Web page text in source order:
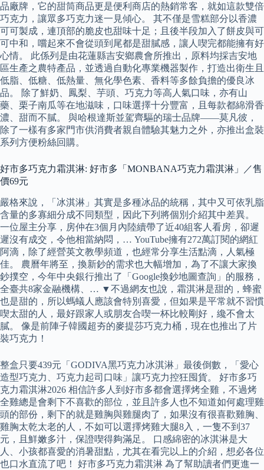
品廠牌，它的甜筒商品更是便利商店的熱銷常客，就如這款雙倍
巧克力，讓眾多巧克力迷一見傾心。 其不僅是雪糕部分以香濃
可可製成，連頂部的脆皮也甜味十足；且後半段加入了餅皮與可
可中和，嚐起來不會從頭到尾都是甜膩感，讓人喫完都能擁有好
心情。 此係列是由花蓮縣吉安鄉農會所推出，原料均採吉安地
區生產之農特產品，並透過自動化專業機器製作，打造出衛生且
低脂、低糖、低熱量、無化學色素、香料等多餘負擔的優良冰
品。 除了鮮奶、鳳梨、芋頭、巧克力等高人氣口味，亦有山
藥、栗子南瓜等在地滋味，口味選擇十分豐富，且每款都綿滑香
濃、甜而不膩。 與哈根達斯並駕齊驅的瑞士品牌——莫凡彼，
除了一樣有多家門市供消費者親自體驗其魅力之外，亦推出盒裝
系列方便粉絲回購。
好市多巧克力霜淇淋: 好市多「MONBANA巧克力霜淇淋」／售
價69元
嚴格來說，「冰淇淋」其實是多種冰品的統稱，其中又可依乳脂
含量的多寡細分成不同類型，因此下列將個別介紹其中差異。
一位屋主分享，房仲在3個月內陸續帶了近40組客人看房，卻遲
遲沒有成交，令他相當納悶，… YouTube擁有272萬訂閱的網紅
阿滴，除了經營英文教學頻道，也經常分享生活點滴，人氣極
佳。 農曆年將至，換新鈔的需求也大幅增加，為了不讓大家換
鈔撲空，今年中央銀行推出了「Google換鈔地圖查詢」的服務，
全臺共8家金融機構、… ▼不過網友也說，霜淇淋是甜的，蜂蜜
也是甜的，所以螞蟻人應該會特別喜愛，但如果是平常就不習慣
喫太甜的人，最好跟家人或朋友合喫一杯比較剛好，纔不會太
膩。 像是前陣子韓國超夯的麥提莎巧克力桶，現在也推出了片
裝巧克力！
整盒只要439元「GODIVA黑巧克力冰淇淋」最後倒數，「愛心
造型巧克力、巧克力起司口味」讓巧克力控狂囤貨。 好市多巧
克力霜淇淋2026 相信許多人到好市多都會選擇烤全雞，不過烤
全雞總是會剩下不喜歡的部位，並且許多人也不知道如何處理雞
頭的部份，剩下的就是雞胸與雞腿肉了，如果沒有很喜歡雞胸、
雞胸太乾太老的人，不如可以選擇烤雞大腿8入，一隻不到37
元，且鮮嫩多汁，保證喫得夠滿足。 口感綿密的冰淇淋是大
人、小孩都喜愛的消暑甜點，尤其在看完以上的介紹，想必各位
也口水直流了吧！ 好市多巧克力霜淇淋 為了幫助讀者們更進一